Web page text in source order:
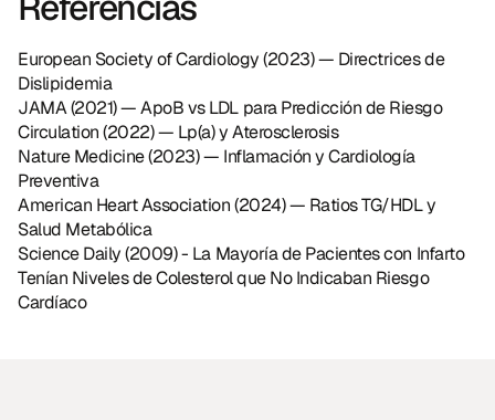
European Society of Cardiology (2023) — Directrices de
Dislipidemia
JAMA (2021) — ApoB vs LDL para Predicción de Riesgo
Circulation (2022) — Lp(a) y Aterosclerosis
Nature Medicine (2023) — Inflamación y Cardiología
Preventiva
American Heart Association (2024) — Ratios TG/HDL y
Salud Metabólica
Science Daily (2009) - La Mayoría de Pacientes con Infarto
Tenían Niveles de Colesterol que No Indicaban Riesgo
Cardíaco